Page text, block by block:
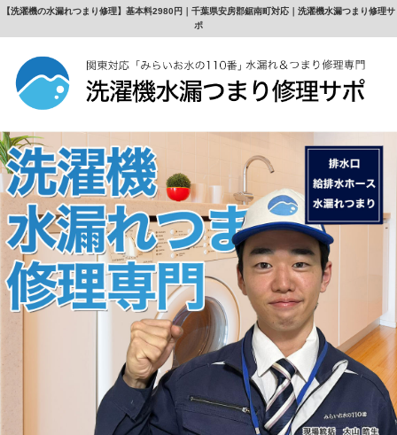
【洗濯機の水漏れつまり修理】基本料2980円｜千葉県安房郡鋸南町対応｜洗濯機水漏つまり修理サ
ポ